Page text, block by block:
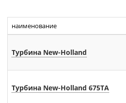
наименование
Турбина New-Holland
Турбина New-Holland 675TA